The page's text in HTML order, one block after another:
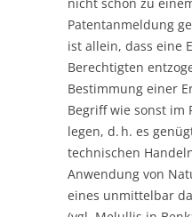
Patentanmeldung
ist allein, dass eine
Berechtigten
Bestimmung einer
Begriff wie sonst im
legen, d. h. es
technischen
Anwendung von
eines unmittelbar